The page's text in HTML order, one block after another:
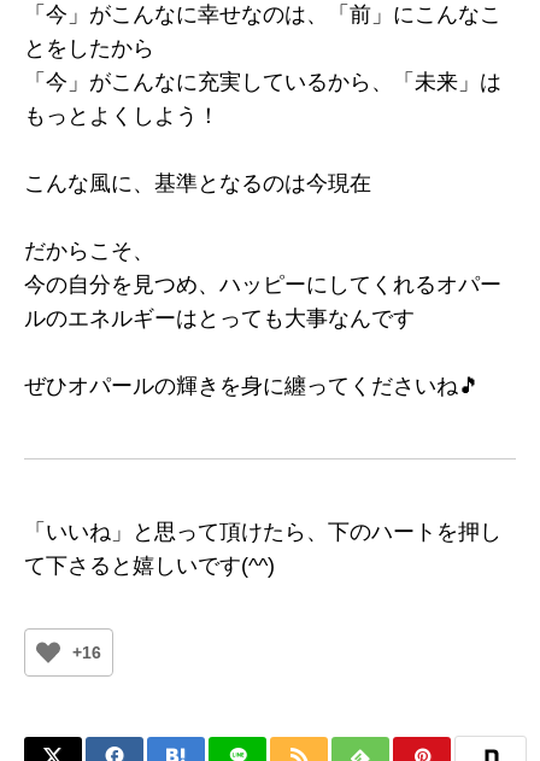
「今」がこんなに幸せなのは、「前」にこんなこ
とをしたから
「今」がこんなに充実しているから、「未来」は
もっとよくしよう！
こんな風に、基準となるのは今現在
だからこそ、
今の自分を見つめ、ハッピーにしてくれるオパー
ルのエネルギーはとっても大事なんです
ぜひオパールの輝きを身に纏ってくださいね🎵
「いいね」と思って頂けたら、下のハートを押し
て下さると嬉しいです(^^)
+16